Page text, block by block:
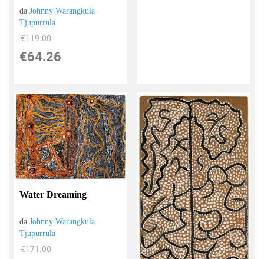
daJohnny Warangkula
Tjupurrula
€119.00
€64.26
Water Dreaming
daJohnny Warangkula
Tjupurrula
€171.00